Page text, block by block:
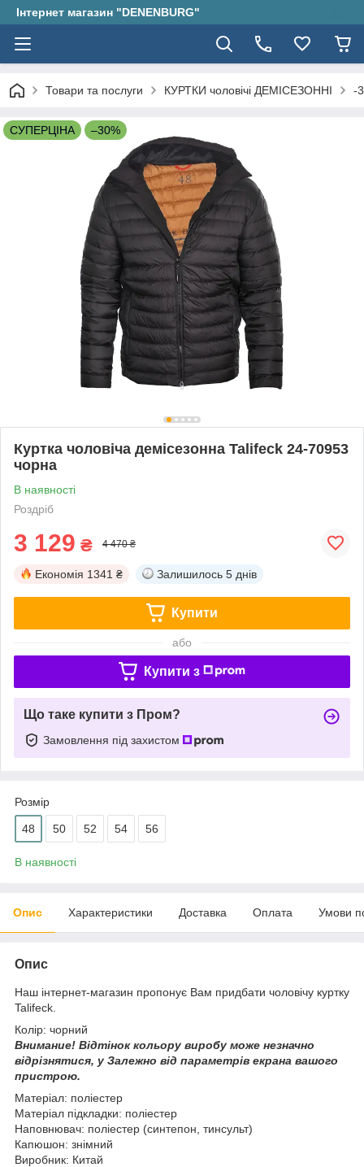
Інтернет магазин "DENENBURG"
Товари та послуги КУРТКИ чоловічі ДЕМІСЕЗОННІ -
СУПЕРЦІНА –30%
Куртка чоловіча демісезонна Talifeck 24-70953
чорна
В наявності
Роздріб
3 129 ₴ 4 470 ₴
Економія 1341 ₴ Залишилось 5 днів
Купити
або
Купити з
Що таке купити з Пром?
Замовлення під захистом
Розмір
48 50 52 54 56
В наявності
Опис Характеристики Доставка Оплата Умови
Опис
Наш інтернет-магазин пропонує Вам придбати чоловічу куртку
Talifeck.
Колір: чорний
Внимание! Відтінок кольору виробу може незначно
відрізнятися, у Залежно від параметрів екрана вашого
пристрою.
Матеріал: поліестер
Матеріал підкладки: поліестер
Наповнювач: поліестер (синтепон, тинсульт)
Капюшон: знімний
Виробник: Китай